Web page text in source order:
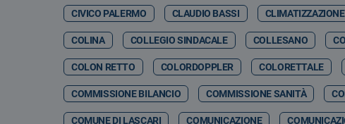
CIVICO PALERMO CLAUDIO BASSI CLIMATIZZAZIONE
COLINA COLLEGIO SINDACALE COLLESANO
COLON RETTO COLORDOPPLER COLORETTALE
COMMISSIONE BILANCIO COMMISSIONE SANITÀ
COMUNE DI LASCARI COMUNICAZIONE